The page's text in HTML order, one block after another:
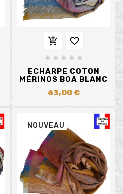
 
    
ECHARPE COTON
MÉRINOS BOA BLANC
63,00 €
NOUVEAU